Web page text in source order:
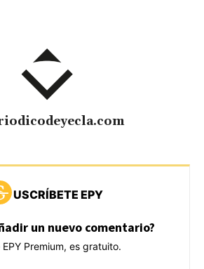
USCRÍBETE EPY
un nuevo comentario?
Premium, es gratuito.